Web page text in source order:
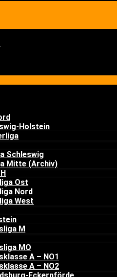
Holstein
Schleswig
Mitte (Archiv)
Ost
Nord
West
M
MO
A – NO1
A – NO2